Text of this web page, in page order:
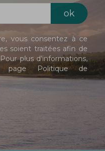
vous consentez à ce
soient traitées afin de
plus d’informations,
page Politique de